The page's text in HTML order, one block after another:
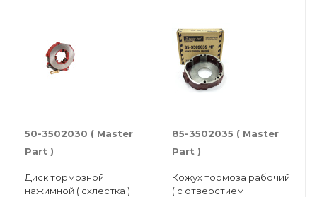
50-3502030 ( Мaster
Part )
Диск тормозной
нажимной ( схлестка )
85-3502035 ( Мaster
Рart )
Кожух тормоза рабочий
( с отверстием